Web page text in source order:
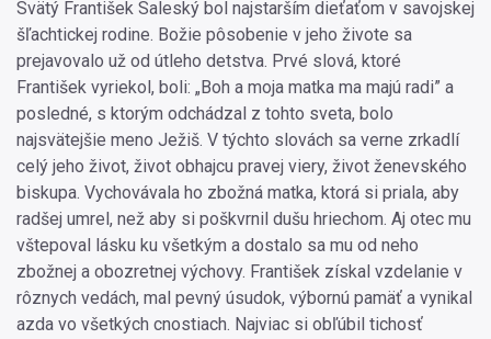
Svätý František Saleský bol najstarším dieťaťom v savojskej
šľachtickej rodine. Božie pôsobenie v jeho živote sa
prejavovalo už od útleho detstva. Prvé slová, ktoré
František vyriekol, boli: „Boh a moja matka ma majú radi” a
posledné, s ktorým odchádzal z tohto sveta, bolo
najsvätejšie meno Ježiš. V týchto slovách sa verne zrkadlí
celý jeho život, život obhajcu pravej viery, život ženevského
biskupa. Vychovávala ho zbožná matka, ktorá si priala, aby
radšej umrel, než aby si poškvrnil dušu hriechom. Aj otec mu
vštepoval lásku ku všetkým a dostalo sa mu od neho
zbožnej a obozretnej výchovy. František získal vzdelanie v
rôznych vedách, mal pevný úsudok, výbornú pamäť a vynikal
azda vo všetkých cnostiach. Najviac si obľúbil tichosť